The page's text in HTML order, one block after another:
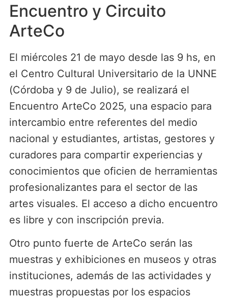
Encuentro y Circuito
ArteCo
El miércoles 21 de mayo desde las 9 hs, en
el Centro Cultural Universitario de la UNNE
(Córdoba y 9 de Julio), se realizará el
Encuentro ArteCo 2025, una espacio para
intercambio entre referentes del medio
nacional y estudiantes, artistas, gestores y
curadores para compartir experiencias y
conocimientos que oficien de herramientas
profesionalizantes para el sector de las
artes visuales. El acceso a dicho encuentro
es libre y con inscripción previa.
Otro punto fuerte de ArteCo serán las
muestras y exhibiciones en museos y otras
instituciones, además de las actividades y
muestras propuestas por los espacios